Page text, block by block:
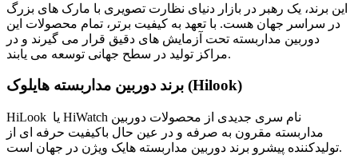
این برند، یک رهبر در بازار دنیای نظارت تصویری با مارک های بزرگ
در سراسر جهان هست. با تعهد به کیفیت برتر، تمام محصولات این
دوربین مداربسته تحت آزمایش های دقیق قرار می گیرند و در
مراکز تولید در سطح جهانی توسعه می یابند.
برند دوربین مداربسته هایلوک (Hilook)
HiLook یا HiWatch نام سری جدیدی از محصولات دوربین
مداربسته مقرون به صرفه و در عین حال باکیفیت حرفه ای از
تولیدکننده پیشرو برند دوربین مداربسته هایک ویژن در جهان است.